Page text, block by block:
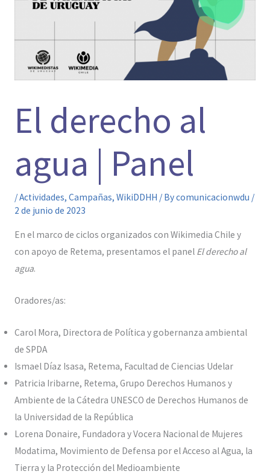
El derecho al
agua | Panel
/Actividades, Campañas, WikiDDHH / Bycomunicacionwdu /
2 de junio de 2023
En el marco de ciclos organizados con Wikimedia Chile y
con apoyo de Retema, presentamos el panel El derecho al
agua.
Oradores/as:
Carol Mora, Directora de Política y gobernanza ambiental
de SPDA
Ismael Díaz Isasa, Retema, Facultad de Ciencias Udelar
Patricia Iribarne, Retema, Grupo Derechos Humanos y
Ambiente de la Cátedra UNESCO de Derechos Humanos de
la Universidad de la República
Lorena Donaire, Fundadora y Vocera Nacional de Mujeres
Modatima, Movimiento de Defensa por el Acceso al Agua, la
Tierra y la Protección del Medioambiente